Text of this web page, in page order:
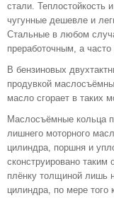
стали. Теплостойкость
чугунные дешевле и
Стальные в любом
преработочным, а
В бензиновых
продувкой
масло сгорает в таких
Маслосъёмные кольца
лишнего моторного
цилиндра, поршня и
сконструировано
плёнку толщиной лишь
цилиндра, по мере того